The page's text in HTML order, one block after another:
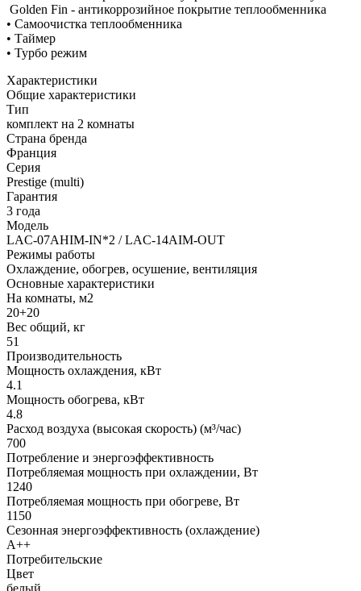
Golden Fin - антикоррозийное покрытие теплообменника
• Самоочистка теплообменника
• Таймер
• Турбо режим
Характеристики
Общие характеристики
Тип
комплект на 2 комнаты
Страна бренда
Франция
Серия
Prestige (multi)
Гарантия
3 года
Модель
LAC-07AHIM-IN*2 / LAC-14AIM-OUT
Режимы работы
Охлаждение, обогрев, осушение, вентиляция
Основные характеристики
На комнаты, м2
20+20
Вес общий, кг
51
Производительность
Мощность охлаждения, кВт
4.1
Мощность обогрева, кВт
4.8
Расход воздуха (высокая скорость) (м³/час)
700
Потребление и энергоэффективность
Потребляемая мощность при охлаждении, Вт
1240
Потребляемая мощность при обогреве, Вт
1150
Сезонная энергоэффективность (охлаждение)
A++
Потребительские
Цвет